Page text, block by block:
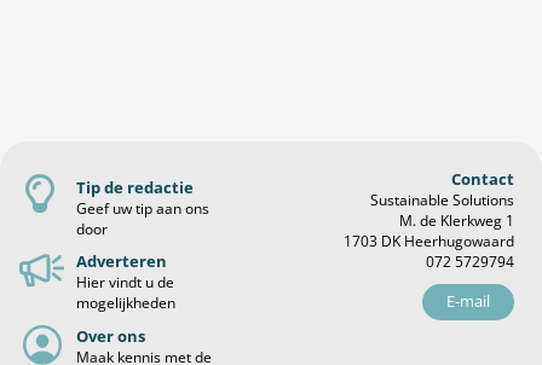
Tip de redactie
Geef uw tip aan ons
door
Adverteren
Hier vindt u de
mogelijkheden
Over ons
Maak kennis met de
Contact
Sustainable Solutions
M. de Klerkweg 1
1703 DK Heerhugowaard
072 5729794
E-mail